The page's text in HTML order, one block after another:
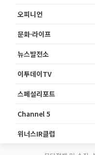
오피니언
문화·라이프
뉴스발전소
이투데이TV
스페셜리포트
Channel 5
위너스IR클럽